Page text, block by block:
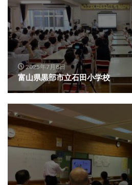
2025年7月8日
富山県黒部市立石田小学校